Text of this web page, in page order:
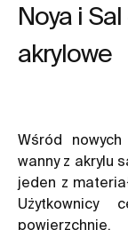
Noya i
akrylowe
Wśród
wanny z akrylu
jeden z